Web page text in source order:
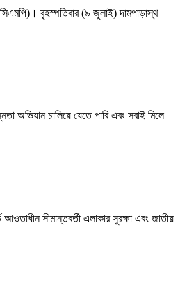
বৃহস্পতিবার (৯ জুলাই) দামপাড়াস্থ
অভিযান চালিয়ে যেতে পারি এবং সবাই মিলে
সীমান্তবর্তী এলাকার সুরক্ষা এবং জাতীয়